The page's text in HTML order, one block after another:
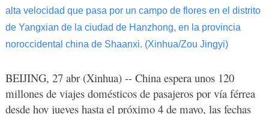
alta velocidad que pasa por un campo de flores en el distrito
de Yangxian de la ciudad de Hanzhong, en la provincia
noroccidental china de Shaanxi. (Xinhua/Zou Jingyi)
BEIJING, 27 abr (Xinhua) -- China espera unos 120
millones de viajes domésticos de pasajeros por vía férrea
desde hoy jueves hasta el próximo 4 de mayo, las fechas